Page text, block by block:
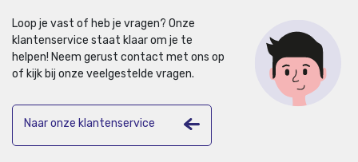
Loop je vast of heb je vragen? Onze
klantenservice staat klaar om je te
helpen! Neem gerust contact met ons op
of kijk bij onze veelgestelde vragen.
Naar onze klantenservice